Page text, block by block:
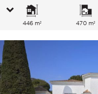
446 m² 470 m²